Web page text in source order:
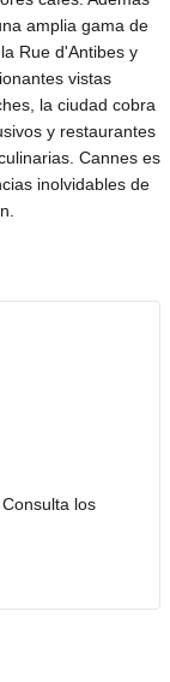
amplia gama de
Rue d'Antibes y
vistas
la ciudad cobra
y restaurantes
Cannes es
inolvidables de
los